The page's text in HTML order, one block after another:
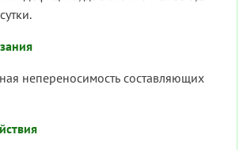
непереносимость составляющих